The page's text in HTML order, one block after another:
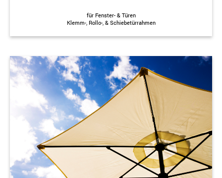
für Fenster- & Türen
Klemm-, Rollo-, & Schiebetürrahmen